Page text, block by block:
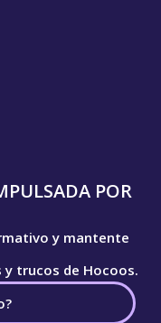
POR
y mantente
trucos de Hocoos.